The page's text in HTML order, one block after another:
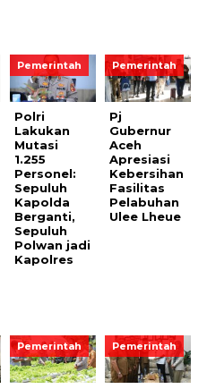
Pemerintah
Polri
Lakukan
Mutasi
1.255
Personel:
Sepuluh
Kapolda
Berganti,
Sepuluh
Polwan jadi
Kapolres
Pemerintah
Pj
Gubernur
Aceh
Apresiasi
Kebersihan
Fasilitas
Pelabuhan
Ulee Lheue
Pemerintah Pemerintah